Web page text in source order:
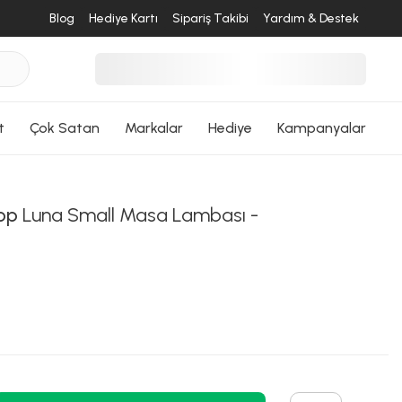
Blog Hediye Kartı Sipariş Takibi Yardım & Destek
Çok Satan Markalar Hediye Kampanyalar
Dön
Luna Small Masa Lambası -